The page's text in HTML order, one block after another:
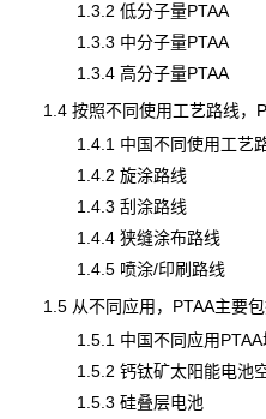
1.3.2 低分子量PTAA
1.3.3 中分子量PTAA
1.3.4 高分子量PTAA
1.4 按照不同使用工艺路线，
1.4.1 中国不同使用工艺路线
1.4.2 旋涂路线
1.4.3 刮涂路线
1.4.4 狭缝涂布路线
1.4.5 喷涂/印刷路线
1.5 从不同应用，PTAA主要包
1.5.1 中国不同应用PTAA增
1.5.2 钙钛矿太阳能电池空
1.5.3 硅叠层电池